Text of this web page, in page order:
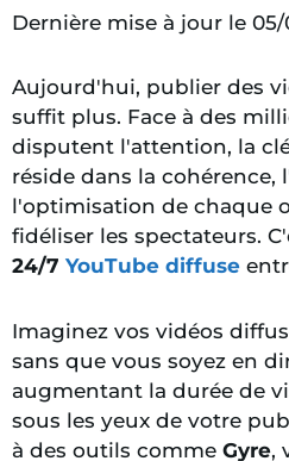
Dernière mise à jour le 05/
Aujourd'hui, publier des
suffit plus. Face à des
disputent l'attention, la
réside dans la cohérence,
l'optimisation de chaque
fidéliser les spectateurs.
24/7 YouTube diffuse
Imaginez vos vidéos
sans que vous soyez en
augmentant la durée de
sous les yeux de votre
à des outils comme Gyre,